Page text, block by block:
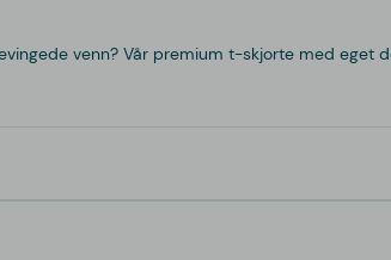
venn? Vår premium t-skjorte med